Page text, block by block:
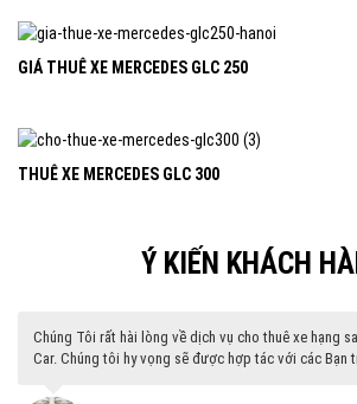
GIÁ THUÊ XE MERCEDES GLC 250
THUÊ XE MERCEDES GLC 300
Ý KIẾN KHÁCH
Chúng Tôi rất hài lòng về dịch vụ cho thuê xe hạng
Car. Chúng tôi hy vọng sẽ được hợp tác với các Bạn